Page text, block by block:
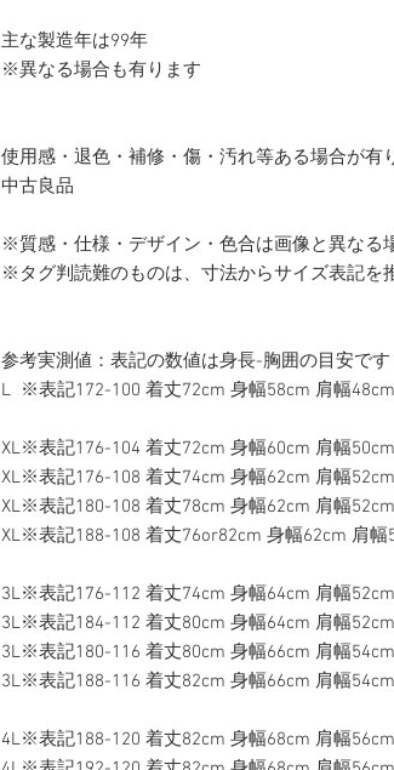
主な製造年は99年
※異なる場合も有ります
使用感・退色・補修・傷・汚れ等ある場合が有
中古良品
※質感・仕様・デザイン・色合は画像と異なる
※タグ判読難のものは、寸法からサイズ表記を
参考実測値：表記の数値は身長-胸囲の目安です
L ※表記172-100 着丈72cm 身幅58cm 肩幅
XL※表記176-104 着丈72cm 身幅60cm 肩幅
XL※表記176-108 着丈74cm 身幅62cm 肩幅
XL※表記180-108 着丈78cm 身幅62cm 肩幅
XL※表記188-108 着丈76or82cm 身幅62cm 肩幅
3L※表記176-112 着丈74cm 身幅64cm 肩幅
3L※表記184-112 着丈80cm 身幅64cm 肩幅
3L※表記180-116 着丈80cm 身幅66cm 肩幅
3L※表記188-116 着丈82cm 身幅66cm 肩幅
4L※表記188-120 着丈82cm 身幅68cm 肩幅